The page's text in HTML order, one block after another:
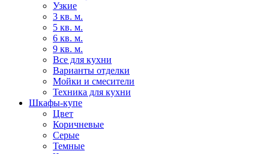
Узкие
3 кв. м.
5 кв. м.
6 кв. м.
9 кв. м.
Все для кухни
Варианты отделки
Мойки и смесители
Техника для кухни
Шкафы-купе
Цвет
Коричневые
Серые
Темные